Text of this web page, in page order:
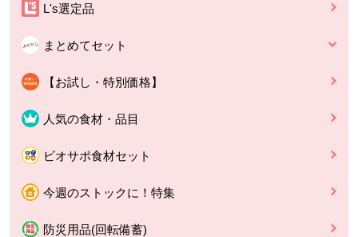
L's選定品
まとめてセット
【お試し・特別価格】
人気の食材・品目
ビオサポ食材セット
今週のストックに！特集
防災用品(回転備蓄)